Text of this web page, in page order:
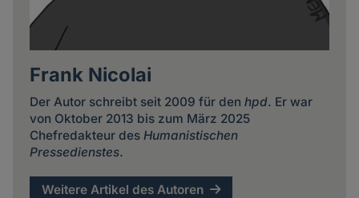
Frank Nicolai
Der Autor schreibt seit 2009 für den hpd. Er war
von Oktober 2013 bis zum März 2025
Chefredakteur des Humanistischen
Pressedienstes.
Weitere Artikel des Autoren